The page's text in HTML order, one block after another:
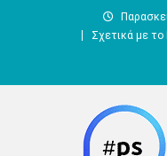
Σχετικά με το